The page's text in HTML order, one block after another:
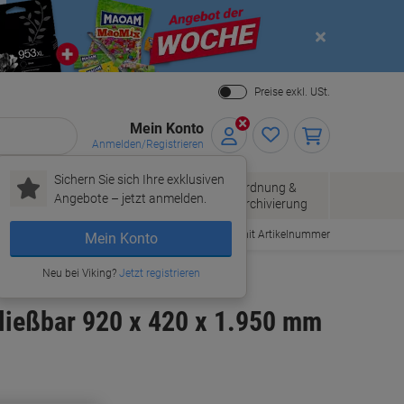
Close
Preise exkl. USt.
Mein Konto
Anmelden/Registrieren
Sichern Sie sich Ihre exklusiven
Angebote – jetzt anmelden.
Mein Konto
Neu bei Viking?Jetzt registrieren
Papier, Versand
& Pakete
Bürobedarf
Ordnung &
Archivierung
Bestellen mit Artikelnummer
920 x 420 x 1.950 mm